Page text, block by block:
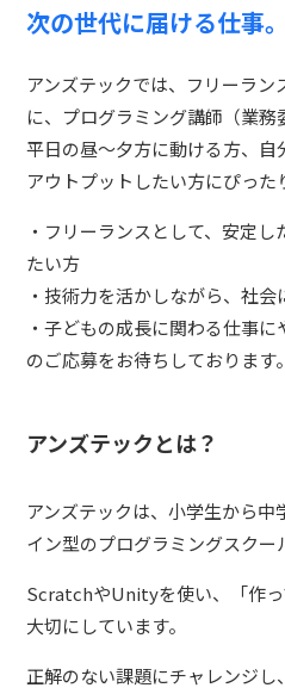
次の世代に届ける仕事。
アンズテックでは、フリーラン
に、プログラミング講師（業務
平日の昼〜夕方に動ける方、
アウトプットしたい方にぴった
・フリーランスとして、安定
たい方
・技術力を活かしながら、社
・子どもの成長に関わる仕事
のご応募をお待ちしております。
アンズテックとは？
アンズテックは、小学生から中
イン型のプログラミングスクー
ScratchやUnityを使い、「作
大切にしています。
正解のない課題にチャレンジし